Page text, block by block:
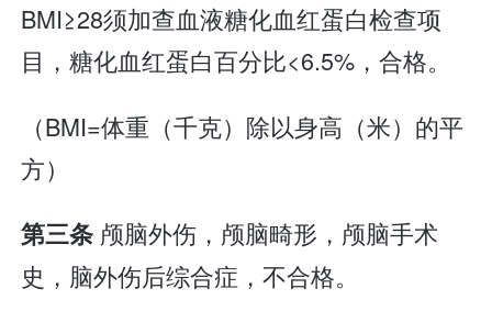
BMI≥28须加查血液糖化血红蛋白检查项
目，糖化血红蛋白百分比<6.5%，合格。
（BMI=体重（千克）除以身高（米）的平
方）
第三条 颅脑外伤，颅脑畸形，颅脑手术
史，脑外伤后综合症，不合格。